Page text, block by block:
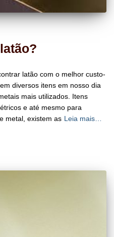
latão com o melhor custo-
diversos itens em nosso dia
mais utilizados. Itens
e até mesmo para
metal, existem as Leia mais…